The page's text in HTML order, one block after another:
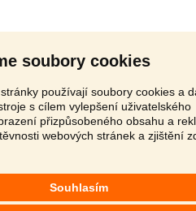
soubory cookies
používají soubory cookies a
s cílem vylepšení uživatelského
přizpůsobeného obsahu a
webových stránek a zjištění
Souhlasím